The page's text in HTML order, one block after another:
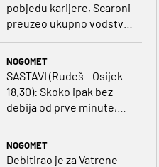
pobjedu karijere, Scaroni
preuzeo ukupno vodstvo
u Poljskoj
NOGOMET
SASTAVI (Rudeš - Osijek
18.30): Skoko ipak bez
debija od prve minute,
gosti promijenili
prvo kolo
NOGOMET
Debitirao je za Vatrene